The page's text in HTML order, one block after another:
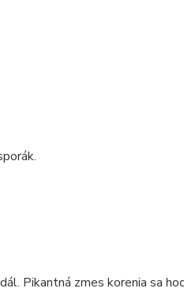
Pikantná zmes korenia sa